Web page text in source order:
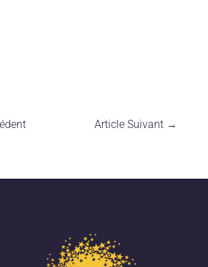
Article Suivant →